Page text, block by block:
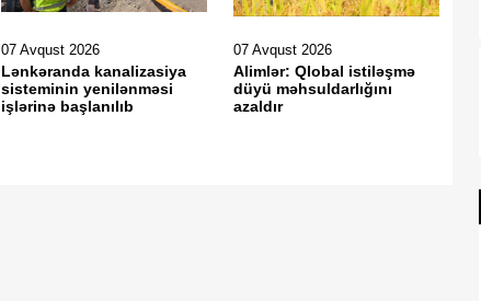
07 Avqust 2026
Lənkəranda kanalizasiya
sisteminin yenilənməsi
işlərinə başlanılıb
07 Avqust 2026
Alimlər: Qlobal istiləşmə
düyü məhsuldarlığını
azaldır